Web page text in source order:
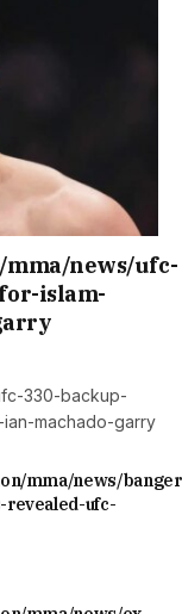
news/ufc-
islam-
330-backup-
machado-garry
mma/news/
revealed-ufc-